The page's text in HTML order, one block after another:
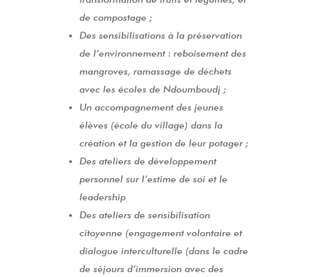
de compostage ;
Des sensibilisations à la préservation
de l’environnement : reboisement des
mangroves, ramassage de déchets
avec les écoles de Ndoumboudj ;
Un accompagnement des jeunes
élèves (école du village) dans la
création et la gestion de leur potager ;
Des ateliers de développement
personnel sur l’estime de soi et le
leadership
Des ateliers de sensibilisation
citoyenne (engagement volontaire et
dialogue interculturelle (dans le cadre
de séjours d’immersion avec des